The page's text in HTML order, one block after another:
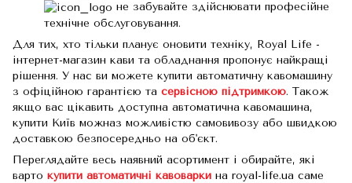
не забувайте здійснювати професійне
технічне обслуговування.
Для тих, хто тільки планує оновити техніку, Royal Life -
інтернет-магазин кави та обладнання пропонує найкращі
рішення. У нас ви можете купити автоматичну кавомашину
з офіційною гарантією та сервісною підтримкою. Також
якщо вас цікавить доступна автоматична кавомашина,
купити Київ можназ можливістю самовивозу або швидкою
доставкою безпосередньо на об'єкт.
Переглядайте весь наявний асортимент і обирайте, які
варто купити автоматичні кавоварки на royal-life.ua саме